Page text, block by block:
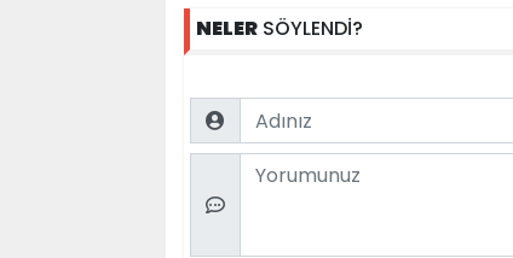
NELERSÖYLENDİ?
Name
Comment